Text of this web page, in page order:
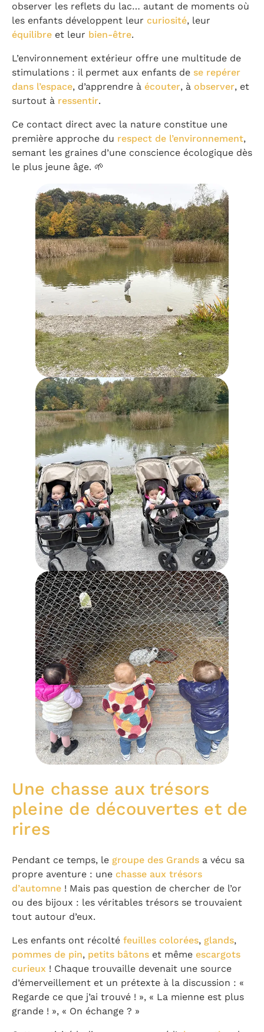
observer les reflets du lac… autant de moments où
les enfants développent leur curiosité, leur
équilibre et leur bien-être.
L’environnement extérieur offre une multitude de
stimulations : il permet aux enfants de se repérer
dans l’espace, d’apprendre à écouter, à observer, et
surtout à ressentir.
Ce contact direct avec la nature constitue une
première approche du respect de l’environnement,
semant les graines d’une conscience écologique dès
le plus jeune âge. 🌱
Une chasse aux trésors
pleine de découvertes et de
rires
Pendant ce temps, le groupe des Grands a vécu sa
propre aventure : une chasse aux trésors
d’automne ! Mais pas question de chercher de l’or
ou des bijoux : les véritables trésors se trouvaient
tout autour d’eux.
Les enfants ont récolté feuilles colorées, glands,
pommes de pin, petits bâtons et même escargots
curieux ! Chaque trouvaille devenait une source
d’émerveillement et un prétexte à la discussion : «
Regarde ce que j’ai trouvé ! », « La mienne est plus
grande ! », « On échange ? »